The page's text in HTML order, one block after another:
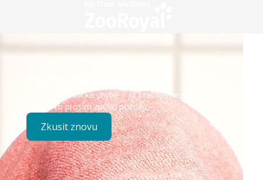
Došlo k technické chybě – již pracujeme na opravě.
Zkuste to prosím znovu později.
Zkusit znovu